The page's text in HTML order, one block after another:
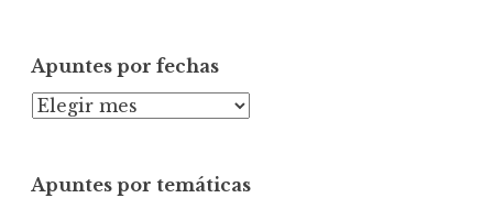
Apuntes por fechas
A
n
Apuntes por temáticas